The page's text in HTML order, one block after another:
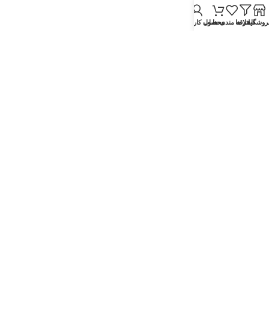
تماس با ما
اطلاعات تماس
فیلتر ها
علاقه مندی ها
محصول
حساب کاربری من